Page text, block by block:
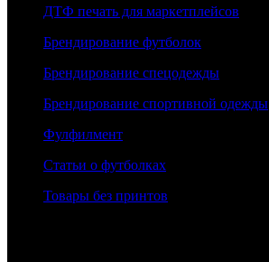
ДТФ печать для маркетплейсов
Брендирование футболок
Брендирование спецодежды
Брендирование спортивной одежды
Фулфилмент
Статьи о футболках
Товары без принтов